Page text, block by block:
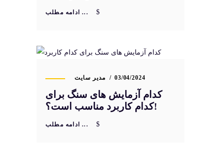
ادامه مطلب ...
مدیر سایت 03/04/2024
کدام آزمایش های سنگ برای
کدام کاربرد مناسب است؟!
ادامه مطلب ...